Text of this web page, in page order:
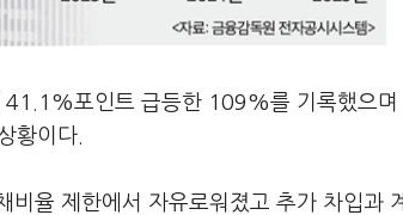
포인트 급등한 109%를 기록했으며
황이다.
율 제한에서 자유로워졌고 추가 차입과